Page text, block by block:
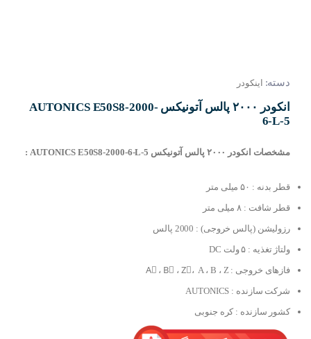
دسته: اینکودر
انکودر ۲۰۰۰ پالس آتونیکس AUTONICS E50S8-2000-
6-L-5
مشخصات انکودر ۲۰۰۰ پالس آتونیکس AUTONICS E50S8-2000-6-L-5 :
قطر بدنه : ۵۰ میلی متر
قطر شافت : ۸ میلی متر
رزولیشن (پالس خروجی) : 2000 پالس
ولتاژ تغذیه : ۵ ولت DC
فازهای خروجی : Aُ ، Bُ ، Zُ، A ، B ، Z
شرکت سازنده : AUTONICS
کشور سازنده : کره جنوبی